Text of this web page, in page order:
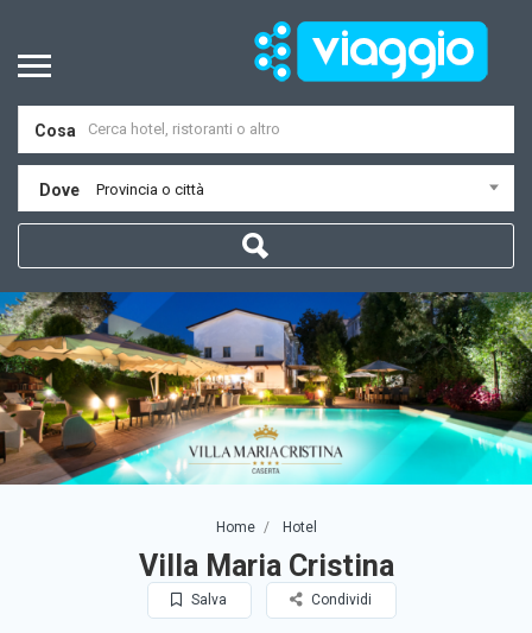
Cosa
Dove Provincia o città
Home Hotel
Villa Maria Cristina
Salva Condividi